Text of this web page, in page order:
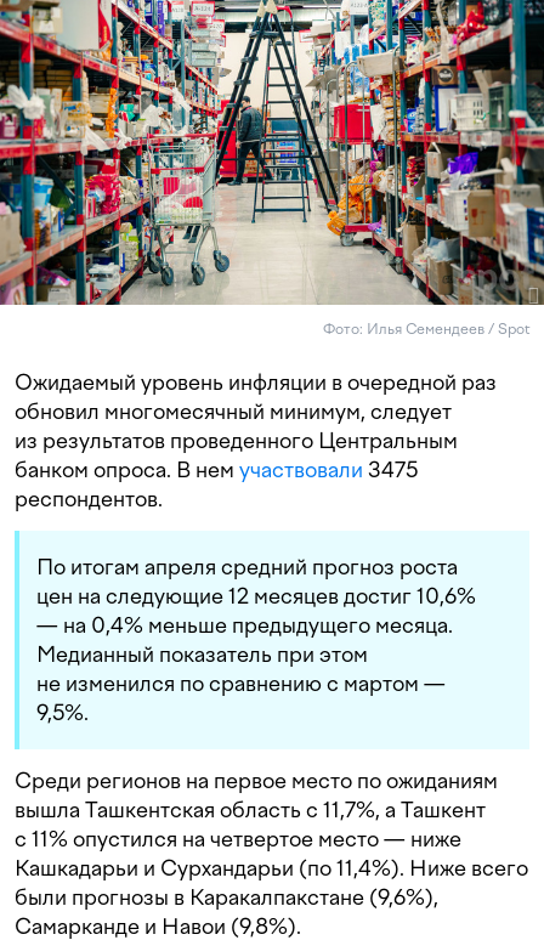
Фото: Илья Семендеев / Spot
Ожидаемый уровень инфляции в очередной раз
обновил многомесячный минимум, следует
из результатов проведенного Центральным
банком опроса. В нем участвовали 3475
респондентов.
По итогам апреля средний прогноз роста
цен на следующие 12 месяцев достиг 10,6%
— на 0,4% меньше предыдущего месяца.
Медианный показатель при этом
не изменился по сравнению с мартом —
9,5%.
Среди регионов на первое место по ожиданиям
вышла Ташкентская область с 11,7%, а Ташкент
с 11% опустился на четвертое место — ниже
Кашкадарьи и Сурхандарьи (по 11,4%). Ниже всего
были прогнозы в Каракалпакстане (9,6%),
Самарканде и Навои (9,8%).